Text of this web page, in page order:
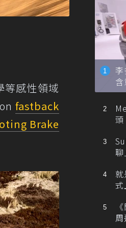
等感性領域
fastback
Brake
忙